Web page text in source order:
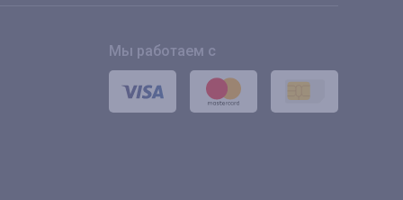
Мы работаем с